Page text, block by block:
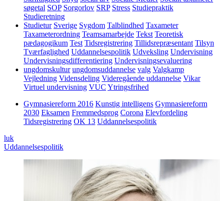
søgetal SOP Sorgorlov SRP Stress Studiepraktik
Studieretning
Studietur Sverige Sygdom Talblindhed Taxameter
Taxameterordning Teamsamarbejde Tekst Teoretisk
pædagogikum Test Tidsregistrering Tillidsrepræsentant Tilsyn
Tværfaglighed Uddannelsespolitik Udveksling Undervisning
Undervisningsdifferentiering Undervisningsevaluering
ungdomskultur ungdomsuddannelse valg Valgkamp
Vejledning Vidensdeling Videregående uddannelse Vikar
Virtuel undervisning VUC Ytringsfrihed
Gymnasiereform 2016 Kunstig intelligens Gymnasiereform
2030 Eksamen Fremmedsprog Corona Elevfordeling
Tidsregistrering OK 13 Uddannelsespolitik
luk
Uddannelsespolitik